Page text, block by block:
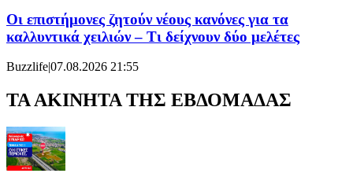
Οι επιστήμονες ζητούν νέους κανόνες για τα
καλλυντικά χειλιών – Τι δείχνουν δύο μελέτες
Buzzlife07.08.2026 21:55
ΤΑ ΑΚΙΝΗΤΑ ΤΗΣ ΕΒΔΟΜΑΔΑΣ